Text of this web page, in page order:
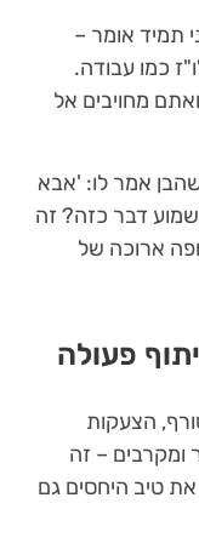
תמיד אומר –
כמו עבודה.
מחויבים אל
אמר לו: 'אבא
דבר כזה? זה
ארוכה של
פעולה
הצעקות
ומקרבים – זה
טיב היחסים גם